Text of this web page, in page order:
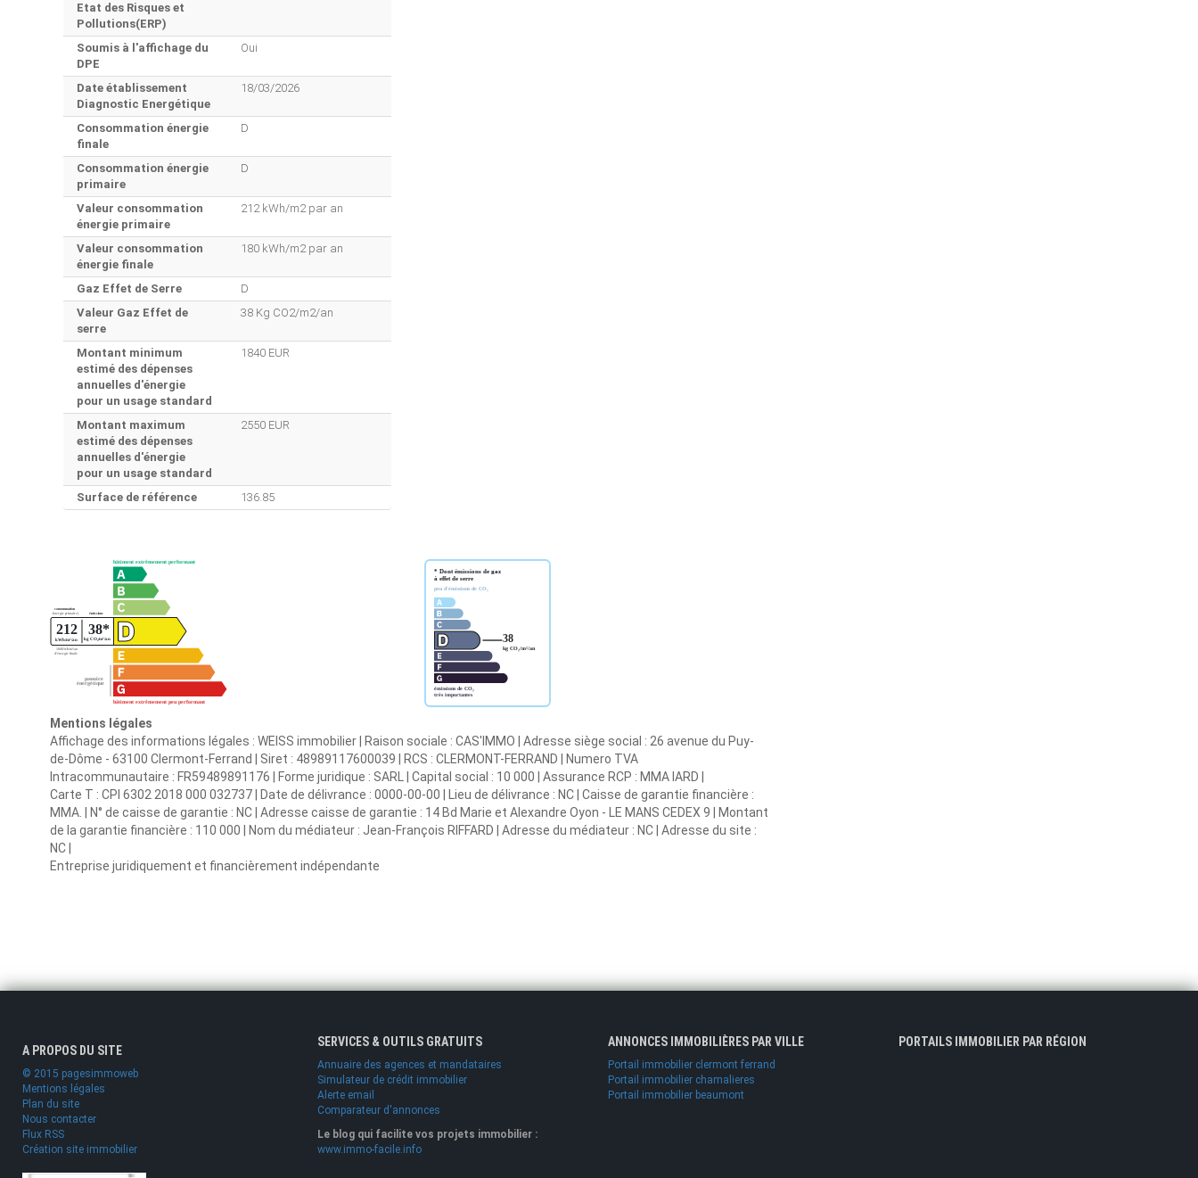
Etat des Risques et
Pollutions(ERP)
Soumis à l'affichage du
DPE
Oui
Date établissement
Diagnostic Energétique
18/03/2026
Consommation énergie
finale
D
Consommation énergie
primaire
D
Valeur consommation
énergie primaire
212 kWh/m2 par an
Valeur consommation
énergie finale
180 kWh/m2 par an
Gaz Effet de Serre
D
Valeur Gaz Effet de
serre
38 Kg CO2/m2/an
Montant minimum
estimé des dépenses
annuelles d'énergie
pour un usage standard
1840 EUR
Montant maximum
estimé des dépenses
annuelles d'énergie
pour un usage standard
2550 EUR
Surface de référence 136.85
Mentions légales
Affichage des informations légales : WEISS immobilier | Raison sociale : CAS'IMMO | Adresse siège social : 26 avenue du Puy-
de-Dôme - 63100 Clermont-Ferrand | Siret : 48989117600039 | RCS : CLERMONT-FERRAND | Numero TVA
Intracommunautaire : FR59489891176 | Forme juridique : SARL | Capital social : 10 000 | Assurance RCP : MMA IARD |
Carte T : CPI 6302 2018 000 032737 | Date de délivrance : 0000-00-00 | Lieu de délivrance : NC | Caisse de garantie financière :
MMA. | N° de caisse de garantie : NC | Adresse caisse de garantie : 14 Bd Marie et Alexandre Oyon - LE MANS CEDEX 9 | Montant
de la garantie financière : 110 000 | Nom du médiateur : Jean-François RIFFARD | Adresse du médiateur : NC | Adresse du site :
NC |
Entreprise juridiquement et financièrement indépendante
A PROPOS DU SITE
© 2015 pagesimmoweb
Mentions légales
Plan du site
Nous contacter
Flux RSS
Création site immobilier
SERVICES & OUTILS GRATUITS
Annuaire des agences et mandataires
Simulateur de crédit immobilier
Alerte email
Comparateur d'annonces
Le blog qui facilite vos projets immobilier :
www.immo-facile.info
ANNONCES IMMOBILIÈRES PAR VILLE
Portail immobilier clermont ferrand
Portail immobilier chamalieres
Portail immobilier beaumont
PORTAILS IMMOBILIER PAR RÉGION